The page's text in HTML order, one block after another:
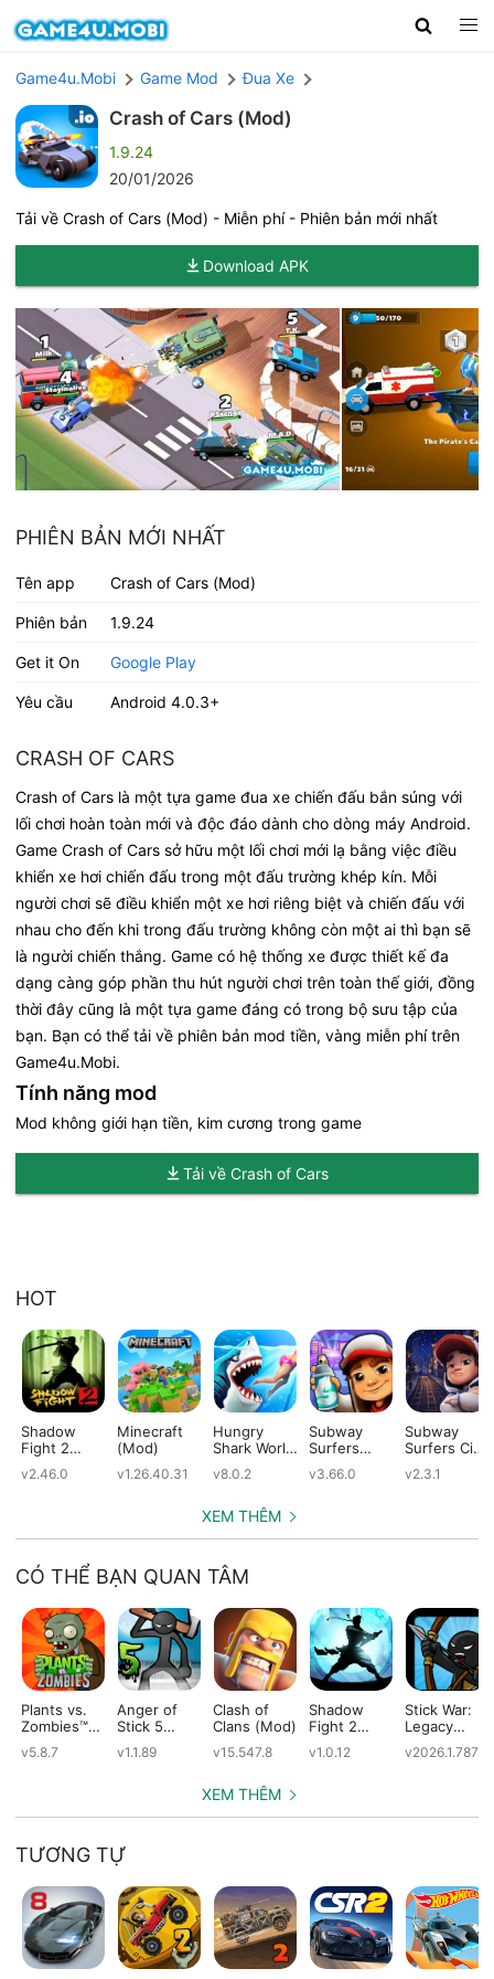
Game4u.Mobi Game Mod Đua Xe
Crash of Cars (Mod)
1.9.24
20/01/2026
Tải về Crash of Cars (Mod) - Miễn phí - Phiên bản mới nhất
Download APK
PHIÊN BẢN MỚI NHẤT
Tên app Crash of Cars (Mod)
Phiên bản 1.9.24
Get it On Google Play
Yêu cầu Android 4.0.3+
CRASH OF CARS
Crash of Cars là một tựa game đua xe chiến đấu bắn súng với
lối chơi hoàn toàn mới và độc đáo dành cho dòng máy Android.
Game Crash of Cars sở hữu một lối chơi mới lạ bằng việc điều
khiển xe hơi chiến đấu trong một đấu trường khép kín. Mỗi
người chơi sẽ điều khiển một xe hơi riêng biệt và chiến đấu với
nhau cho đến khi trong đấu trường không còn một ai thì bạn sẽ
là người chiến thắng. Game có hệ thống xe được thiết kế đa
dạng càng góp phần thu hút người chơi trên toàn thế giới, đồng
thời đây cũng là một tựa game đáng có trong bộ sưu tập của
bạn. Bạn có thể tải về phiên bản mod tiền, vàng miễn phí trên
Game4u.Mobi.
Tính năng mod
Mod không giới hạn tiền, kim cương trong game
Tải về Crash of Cars
HOT
Shadow
Fight 2
v2.46.0
Minecraft
(Mod)
v1.26.40.31
Hungry
Shark World
v8.0.2
Subway
Surfers
v3.66.0
Subway
Surfers City
v2.3.1
XEM THÊM
CÓ THỂ BẠN QUAN TÂM
Plants vs.
Zombies™
v5.8.7
Anger of
Stick 5
v1.1.89
Clash of
Clans (Mod)
v15.547.8
Shadow
Fight 2
Edition
v1.0.12
Stick War:
Legacy
v2026.1.787
XEM THÊM
TƯƠNG TỰ